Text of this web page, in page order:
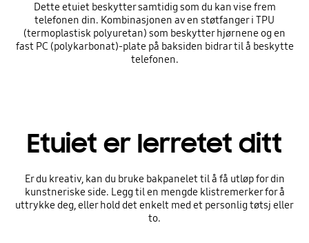
Dette etuiet beskytter samtidig som du kan vise frem
telefonen din. Kombinasjonen av en støtfanger i TPU
(termoplastisk polyuretan) som beskytter hjørnene og en
fast PC (polykarbonat)-plate på baksiden bidrar til å beskytte
telefonen.
Etuiet er lerretet ditt
Er du kreativ, kan du bruke bakpanelet til å få utløp for din
kunstneriske side. Legg til en mengde klistremerker for å
uttrykke deg, eller hold det enkelt med et personlig tøtsj eller
to.